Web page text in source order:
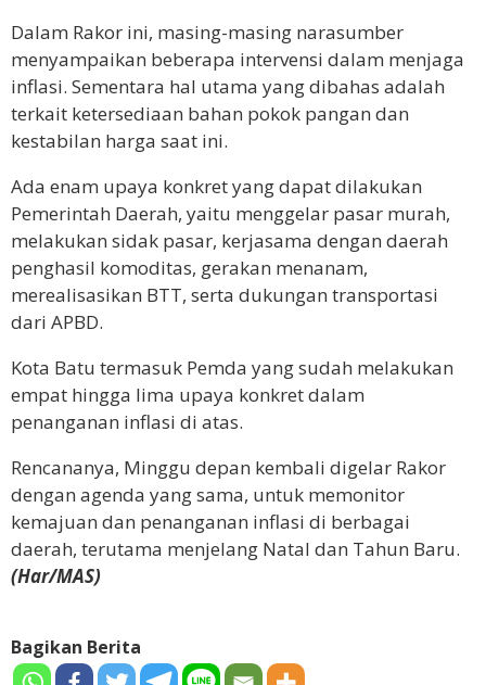
Dalam Rakor ini, masing-masing narasumber
menyampaikan beberapa intervensi dalam menjaga
inflasi. Sementara hal utama yang dibahas adalah
terkait ketersediaan bahan pokok pangan dan
kestabilan harga saat ini.
Ada enam upaya konkret yang dapat dilakukan
Pemerintah Daerah, yaitu menggelar pasar murah,
melakukan sidak pasar, kerjasama dengan daerah
penghasil komoditas, gerakan menanam,
merealisasikan BTT, serta dukungan transportasi
dari APBD.
Kota Batu termasuk Pemda yang sudah melakukan
empat hingga lima upaya konkret dalam
penanganan inflasi di atas.
Rencananya, Minggu depan kembali digelar Rakor
dengan agenda yang sama, untuk memonitor
kemajuan dan penanganan inflasi di berbagai
daerah, terutama menjelang Natal dan Tahun Baru.
(Har/MAS)
Bagikan Berita